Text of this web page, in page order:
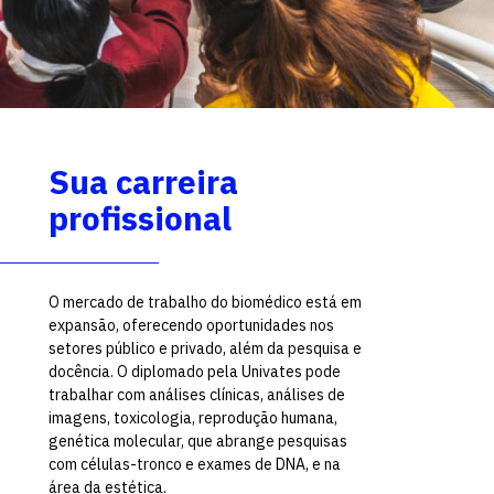
Sua carreira
profissional
O mercado de trabalho do biomédico está em
expansão, oferecendo oportunidades nos
setores público e privado, além da pesquisa e
docência. O diplomado pela Univates pode
trabalhar com análises clínicas, análises de
imagens, toxicologia, reprodução humana,
genética molecular, que abrange pesquisas
com células-tronco e exames de DNA, e na
área da estética.